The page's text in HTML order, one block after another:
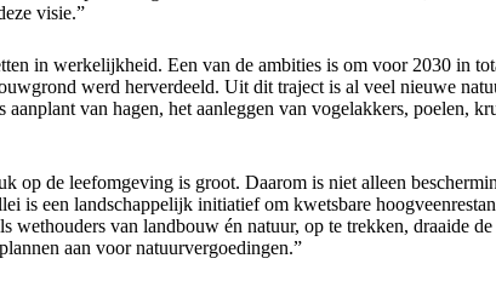
visie.”
in werkelijkheid. Een van de ambities is om voor 2030 in
werd herverdeeld. Uit dit traject is al veel nieuwe
van hagen, het aanleggen van vogelakkers, poelen,
op de leefomgeving is groot. Daarom is niet alleen
is een landschappelijk initiatief om kwetsbare
wethouders van landbouw én natuur, op te trekken, draaide
aan voor natuurvergoedingen.”